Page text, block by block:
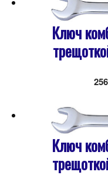
Ключ
Ключ